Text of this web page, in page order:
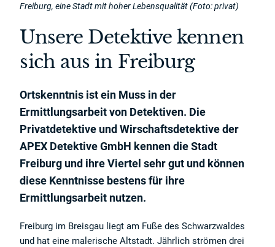
Freiburg, eine Stadt mit hoher Lebensqualität (Foto: privat)
Unsere Detektive kennen
sich aus in Freiburg
Ortskenntnis ist ein Muss in der
Ermittlungsarbeit von Detektiven. Die
Privatdetektive und Wirschaftsdetektive der
APEX Detektive GmbH kennen die Stadt
Freiburg und ihre Viertel sehr gut und können
diese Kenntnisse bestens für ihre
Ermittlungsarbeit nutzen.
Freiburg im Breisgau liegt am Fuße des Schwarzwaldes
und hat eine malerische Altstadt. Jährlich strömen drei